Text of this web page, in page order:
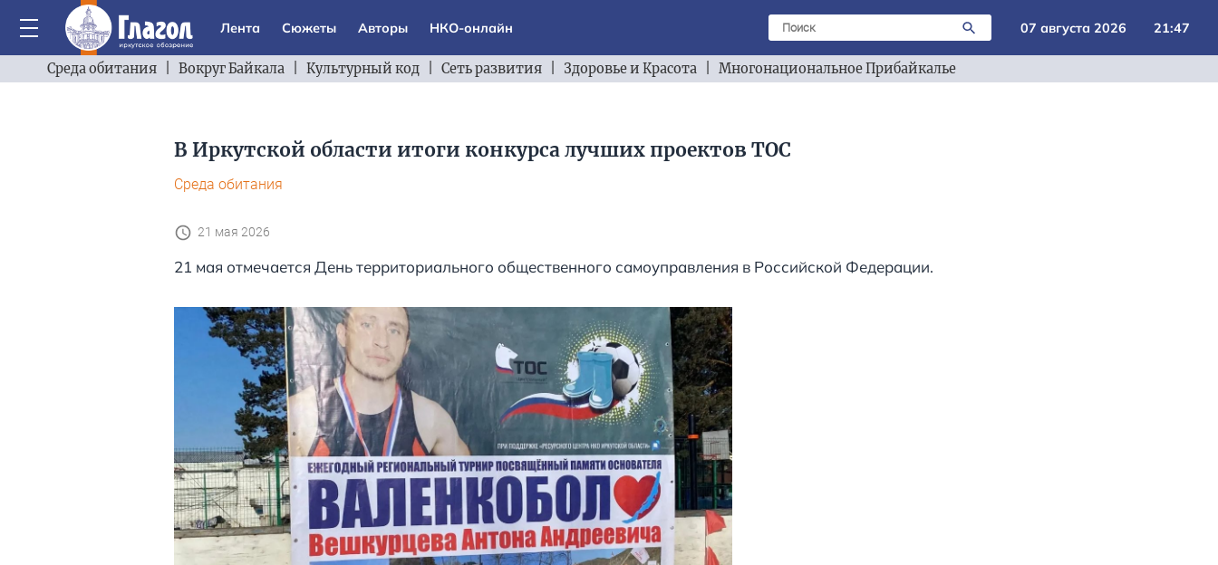
Лента Сюжеты Авторы НКО-онлайн 07 августа 2026 21:47
Среда обитания Вокруг Байкала Культурный код Сеть развития Здоровье и Красота Многонациональное Прибайкалье
В Иркутской области итоги конкурса лучших проектов ТОС
Среда обитания
21 мая 2026
21 мая отмечается День территориального общественного самоуправления в Российской Федерации.